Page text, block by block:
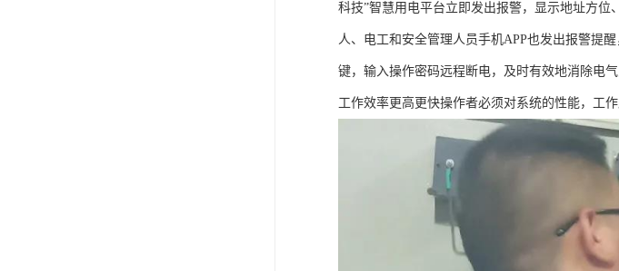
科技”智慧用电平台立即发出报警，显示地址方
人、电工和安全管理人员手机APP也发出报警提
键，输入操作密码远程断电，及时有效地消除电
工作效率更高更快操作者必须对系统的性能，工